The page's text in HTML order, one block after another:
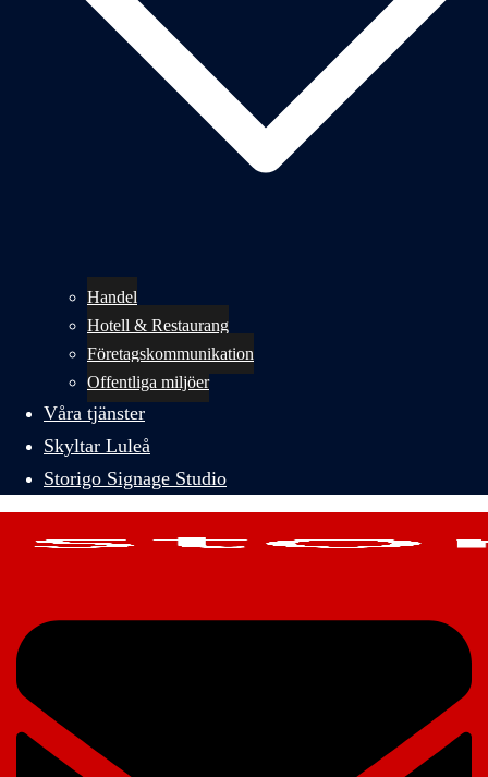
Handel
Hotell & Restaurang
Företagskommunikation
Offentliga miljöer
Våra tjänster
Skyltar Luleå
Storigo Signage Studio